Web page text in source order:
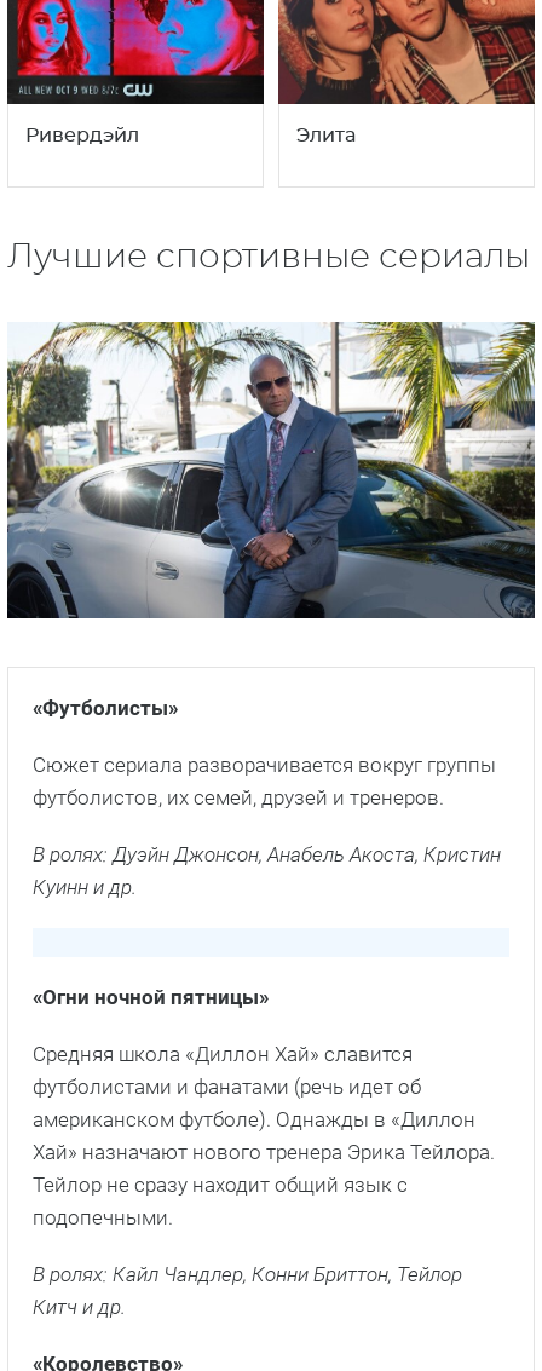
Кэти Кин
Девственница
Джейн
4
Ривердэйл
2
Элита
«Футболисты»
Сюжет сериала разворачивается вокруг группы
футболистов, их семей, друзей и тренеров.
Куинн и др.